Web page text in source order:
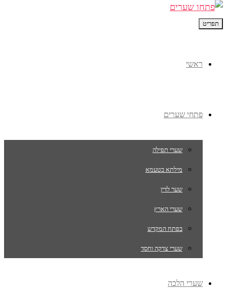
תפריט
ראשי
פתחי שערים
שערי תפילה
מילתא בטעמא
שער לדין
שערי הארץ
בפתח המקדש
שערי צדקה וחסד
שערי הלכה